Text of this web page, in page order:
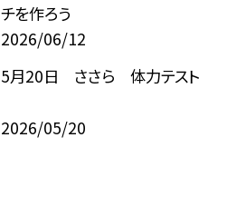
チを作ろう
2026/06/12
5月20日 ささら 体力テスト
2026/05/20